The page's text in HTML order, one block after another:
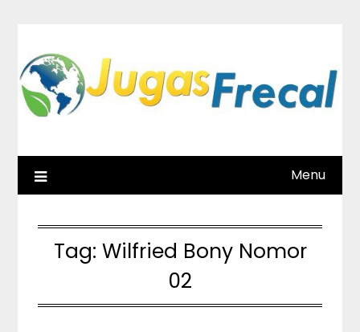
content
Menu
Tag: Wilfried Bony Nomor
02